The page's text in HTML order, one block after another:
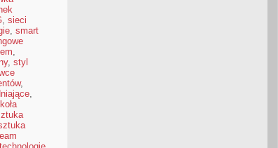
, sieci
, smart
,
, styl
,
,